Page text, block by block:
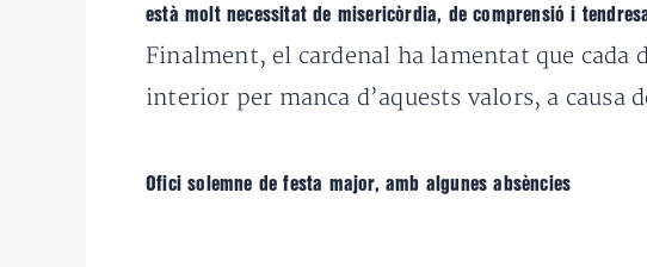
està molt necessitat de misericòrdia, de comprensió i
Finalment, el cardenal ha lamentat que cada
interior per manca d’aquests valors, a
Ofici solemne de festa major, amb algunes absències